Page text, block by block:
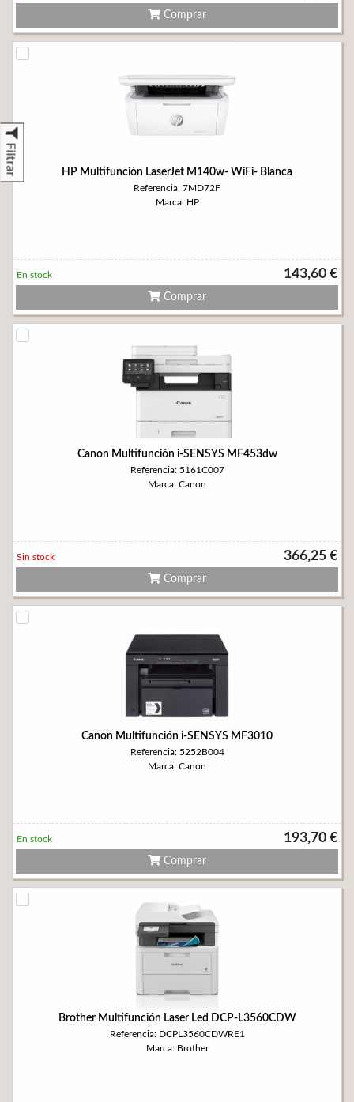
Filtrar
Comprar
HP Multifunción LaserJet M140w- WiFi- Blanca
Referencia: 7MD72F
Marca: HP
143,60 €
En stock
Comprar
Canon Multifunción i-SENSYS MF453dw
Referencia: 5161C007
Marca: Canon
366,25 €
Sin stock
Comprar
Canon Multifunción i-SENSYS MF3010
Referencia: 5252B004
Marca: Canon
193,70 €
En stock
Comprar
Brother Multifunción Laser Led DCP-L3560CDW
Referencia: DCPL3560CDWRE1
Marca: Brother